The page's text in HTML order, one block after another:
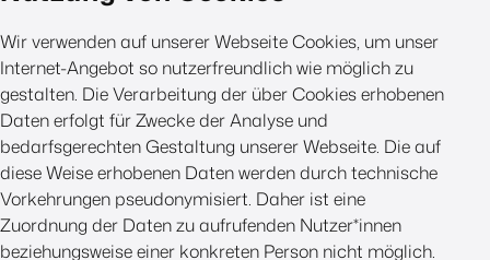
Wir verwenden auf unserer Webseite Cookies, um unser
Internet-Angebot so nutzerfreundlich wie möglich zu
gestalten. Die Verarbeitung der über Cookies erhobenen
Daten erfolgt für Zwecke der Analyse und
bedarfsgerechten Gestaltung unserer Webseite. Die auf
diese Weise erhobenen Daten werden durch technische
Vorkehrungen pseudonymisiert. Daher ist eine
Zuordnung der Daten zu aufrufenden Nutzer*innen
beziehungsweise einer konkreten Person nicht möglich.